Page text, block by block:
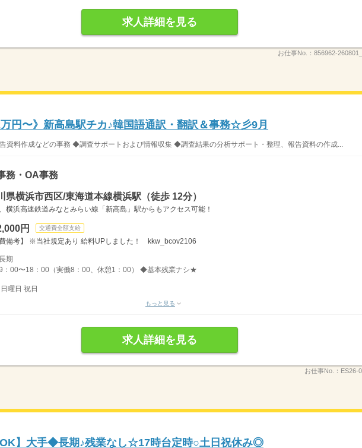
求人詳細を見る
お仕事No.： 856962-
万円〜》新高島駅チカ♪韓国語通訳・翻訳＆事務☆彡9月
資料作成などの事務 ◆調査サポートおよび情報収集 ◆調査結果の分析サポート・整理、報告資料の作成...
務・OA事務
県横浜市西区/東海道本線横浜駅（徒歩 12分）
横浜高速鉄道みなとみらい線「新高島」駅からもアクセス可能！
円 交通費全額支給
費備考】 ※当社規定あり 給料UPしました！ kkw_bcov2106
長期
：00〜18：00（実働8：00、休憩1：00） ◆基本残業ナシ★
曜日 祝日
もっと見る
求人詳細を見る
お仕事No.： ES26-
OK】大手◆長期♪残業なし☆17時台定時○土日祝休み◎